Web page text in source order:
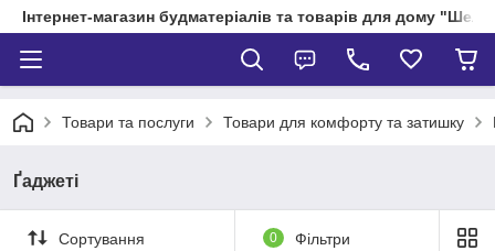
Інтернет-магазин будматеріалів та товарів для дому
Товари та послуги Товари для комфорту та затишку
Ґаджеті
Сортування 0 Фільтри